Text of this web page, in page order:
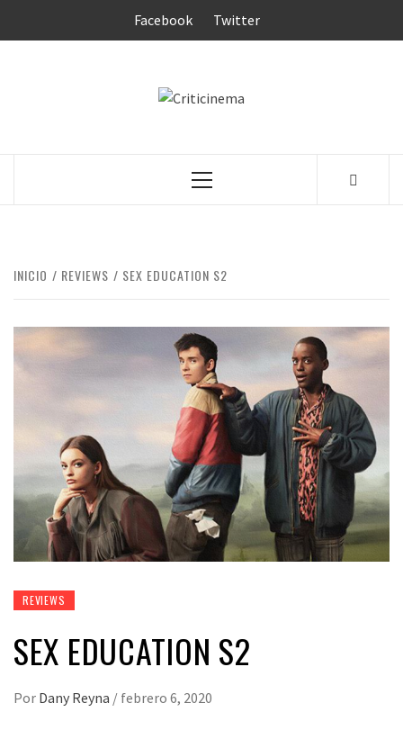
Facebook Twitter
Menú
INICIO REVIEWS SEX EDUCATION S2
REVIEWS
SEX EDUCATION S2
Por Dany Reyna / febrero 6, 2020